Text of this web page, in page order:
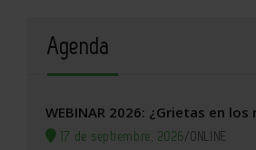
Agenda
WEBINAR 2026: ¿Grietas en los
17 de septiembre, 2026/ONLINE